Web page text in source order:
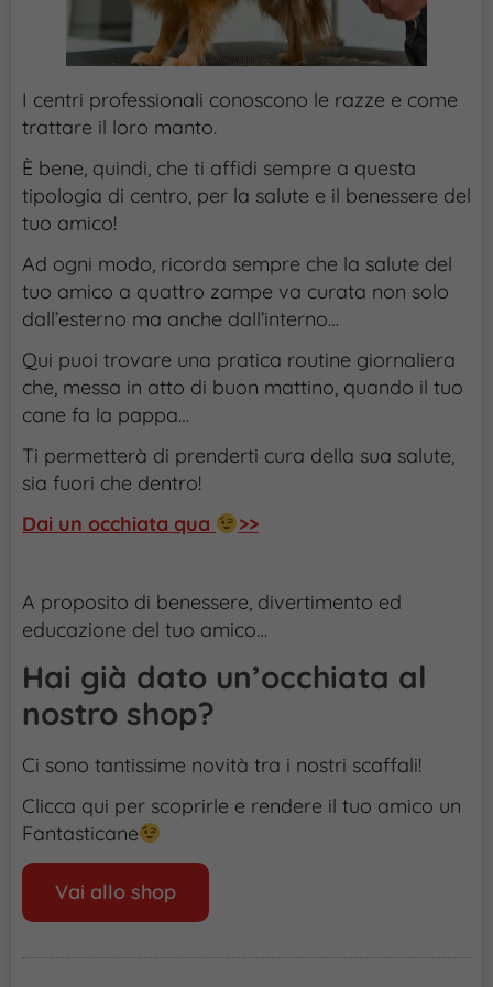
I centri professionali conoscono le razze e come
trattare il loro manto.
È bene, quindi, che ti affidi sempre a questa
tipologia di centro, per la salute e il benessere del
tuo amico!
Ad ogni modo, ricorda sempre che la salute del
tuo amico a quattro zampe va curata non solo
dall’esterno ma anche dall’interno…
Qui puoi trovare una pratica routine giornaliera
che, messa in atto di buon mattino, quando il tuo
cane fa la pappa…
Ti permetterà di prenderti cura della sua salute,
sia fuori che dentro!
Dai un occhiata qua
>>
A proposito di benessere, divertimento ed
educazione del tuo amico…
Hai già dato un’occhiata al
nostro shop?
Ci sono tantissime novità tra i nostri scaffali!
Clicca qui per scoprirle e rendere il tuo amico un
Fantasticane
Vai allo shop